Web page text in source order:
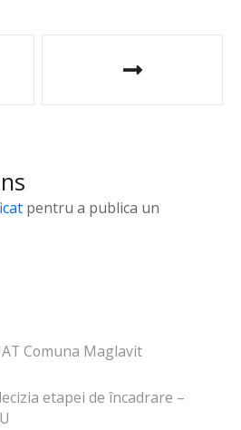
pentru a publica un
Comuna Maglavit
etapei de încadrare –